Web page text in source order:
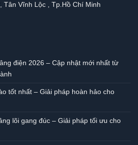
Tân Vĩnh Lộc , Tp.Hồ Chí Minh
điện 2026 – Cập nhật mới nhất từ
tốt nhất – Giải pháp hoàn hảo cho
lõi gang đúc – Giải pháp tối ưu cho